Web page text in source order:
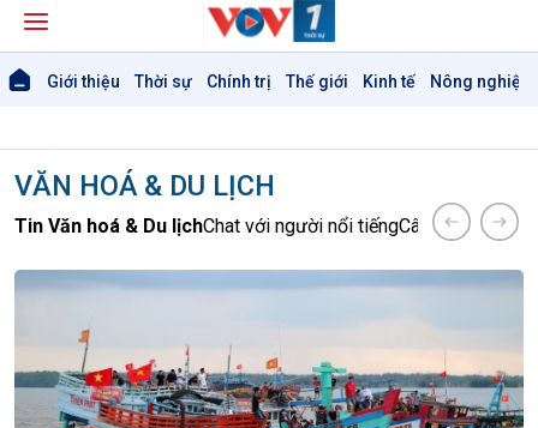
Giới thiệu Thời sự Chính trị Thế giới Kinh tế Nông nghiệp
VĂN HOÁ & DU LỊCH
Tin Văn hoá & Du lịchChat với người nổi tiếngCâu chuyện Thể